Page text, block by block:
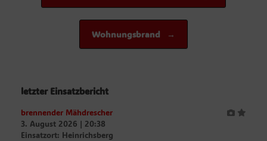
Wohnungsbrand →
letzter Einsatzbericht
brennender Mähdrescher
3. August 2026 | 20:38
Einsatzort: Heinrichsberg